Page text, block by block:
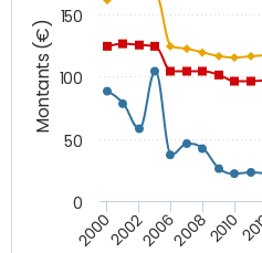
Montants (€)
20002002200620082010
0
50
100
150